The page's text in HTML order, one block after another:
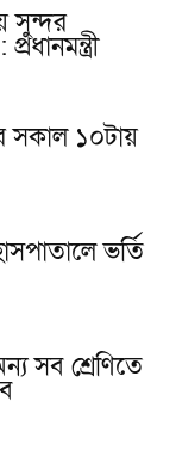
সুন্দর
১০টায়
ভর্তি
সব শ্রেণিতে